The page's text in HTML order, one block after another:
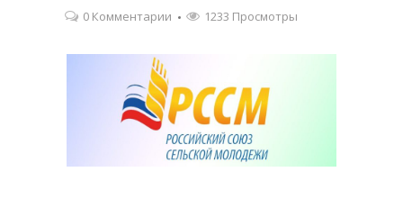
0 Комментарии
1233 Просмотры